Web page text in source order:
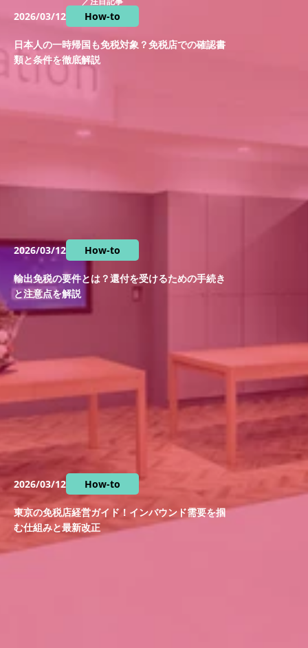
2026/03/12 How-to
日本人の一時帰国も免税対象？免税店での確認書
類と条件を徹底解説
2026/03/12 How-to
輸出免税の要件とは？還付を受けるための手続き
と注意点を解説
2026/03/12 How-to
東京の免税店経営ガイド！インバウンド需要を掴
む仕組みと最新改正